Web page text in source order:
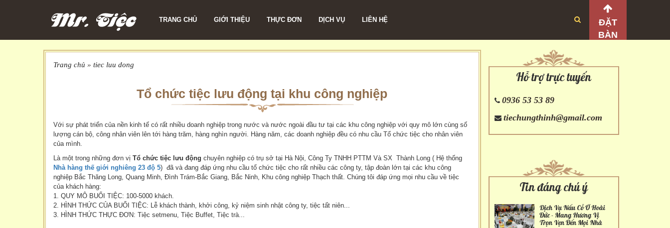
TRANG CHỦ GIỚI THIỆU THỰC ĐƠN DỊCH VỤ LIÊN HỆ
ĐẶT
BÀN
Trang chủ » tiec luu dong
Tổ chức tiệc lưu động tại khu công nghiệp
Với sự phát triển của nền kinh tế có rất nhiều doanh nghiệp trong nước và nước ngoài đầu tư tại các khu công nghiệp với quy mô lớn cùng số
lượng cán bộ, công nhân viên lên tới hàng trăm, hàng nghìn người. Hàng năm, các doanh nghiệp đều có nhu cầu Tổ chức tiệc cho nhân viên
của mình.
Là một trong những đơn vị Tổ chức tiệc lưu động chuyên nghiệp có trụ sở tại Hà Nội, Công Ty TNHH PTTM Và SX Thành Long ( Hệ thống
Nhà hàng thế giới nghiêng 23 độ 5) đã và đang đáp ứng nhu cầu tổ chức tiệc cho rất nhiều các công ty, tập đoàn lớn tại các khu công
nghiệp Bắc Thăng Long, Quang Minh, Đình Trám-Bắc Giang, Bắc Ninh, Khu công nghiệp Thạch thất. Chúng tôi đáp ứng mọi nhu cầu về tiệc
của khách hàng:
1. QUY MÔ BUỔI TIỆC: 100-5000 khách.
2. HÌNH THỨC CỦA BUỔI TIỆC: Lễ khách thành, khởi công, kỷ niệm sinh nhật công ty, tiệc tất niên...
3. HÌNH THỨC THỰC ĐƠN: Tiệc setmenu, Tiệc Buffet, Tiệc trà...
Hỗ trợ trực tuyến
0936 53 53 89
tiechungthinh@gmail.com
Tin đáng chú ý
Dịch Vụ Nấu Cỗ Ở Hoài
Đức - Mang Hương Vị
Trọn Vẹn Đến Mọi Nhà